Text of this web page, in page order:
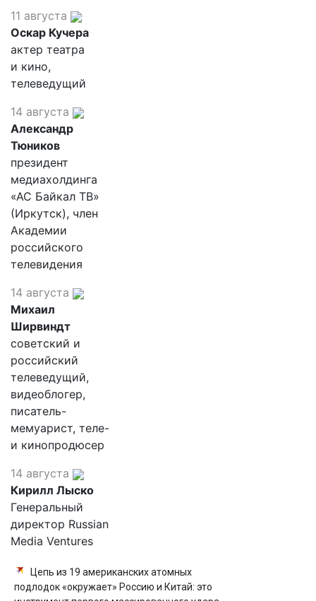
11 августа
Оскар Кучера
актер театра
и кино,
телеведущий
14 августа
Александр
Тюников
президент
медиахолдинга
«АС Байкал ТВ»
(Иркутск), член
Академии
российского
телевидения
14 августа
Михаил
Ширвиндт
советский и
российский
телеведущий,
видеоблогер,
писатель-
мемуарист, теле-
и кинопродюсер
14 августа
Кирилл Лыско
Генеральный
директор Russian
Media Ventures
Цепь из 19 американских атомных
подлодок «окружает» Россию и Китай: это